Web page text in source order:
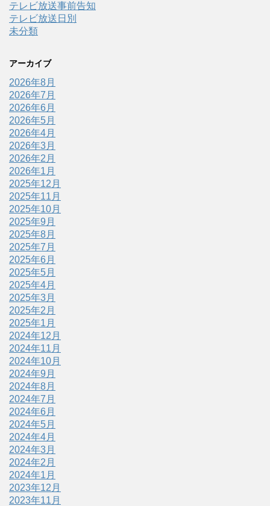
テレビ放送事前告知
テレビ放送日別
未分類
アーカイブ
2026年8月
2026年7月
2026年6月
2026年5月
2026年4月
2026年3月
2026年2月
2026年1月
2025年12月
2025年11月
2025年10月
2025年9月
2025年8月
2025年7月
2025年6月
2025年5月
2025年4月
2025年3月
2025年2月
2025年1月
2024年12月
2024年11月
2024年10月
2024年9月
2024年8月
2024年7月
2024年6月
2024年5月
2024年4月
2024年3月
2024年2月
2024年1月
2023年12月
2023年11月